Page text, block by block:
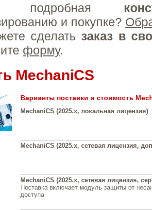
подробная
и покупке?
сделать заказ в
форму.
MechaniCS
Варианты поставки и стоимость
MechaniCS (2025.x, локальная лицензия)
MechaniCS (2025.x, сетевая лицензия,
MechaniCS (2025.x, сетевая лицензия,
Поставка включает модуль защиты от
доступа